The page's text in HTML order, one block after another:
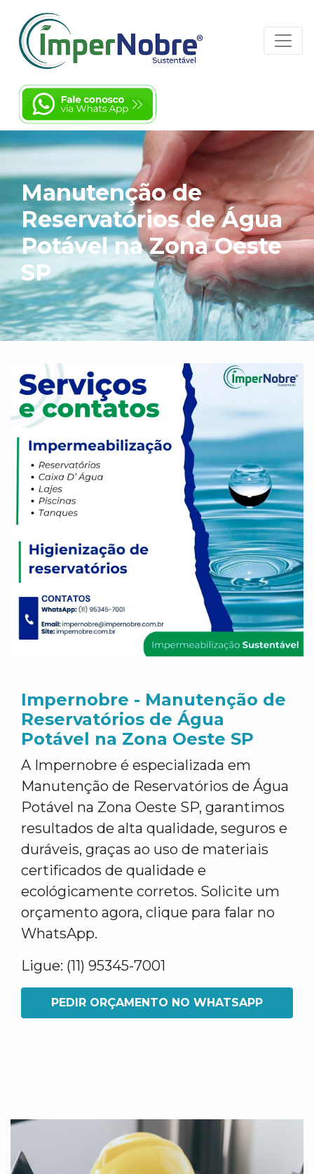
Manutenção de
Reservatórios de Água
Potável na Zona Oeste
SP
Impernobre - Manutenção de
Reservatórios de Água
Potável na Zona Oeste SP
A Impernobre é especializada em
Manutenção de Reservatórios de Água
Potável na Zona Oeste SP, garantimos
resultados de alta qualidade, seguros e
duráveis, graças ao uso de materiais
certificados de qualidade e
ecológicamente corretos. Solicite um
orçamento agora, clique para falar no
WhatsApp.
Ligue: (11) 95345-7001
PEDIR ORÇAMENTO NO WHATSAPP